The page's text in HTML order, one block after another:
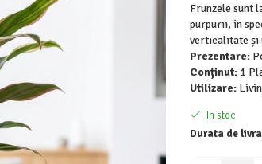
Frunzele sunt
purpurii, în
verticalitate și
Prezentare:
Conținut: 1
Utilizare:
In stoc
Durata de